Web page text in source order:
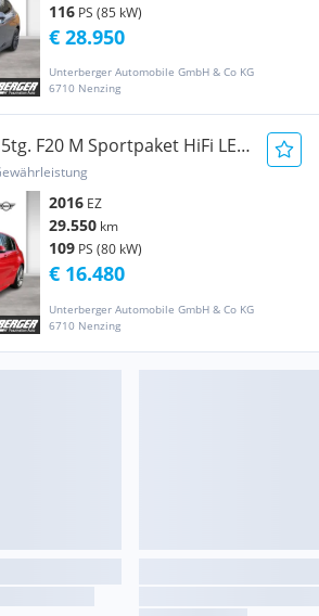
116 PS (85 kW)
Unterberger Automobile GmbH & Co KG
6710 Nenzing
€ 28.950
F20 M Sportpaket HiFi LED
2016 EZ
29.550 km
109 PS (80 kW)
Unterberger Automobile GmbH & Co KG
6710 Nenzing
€ 16.480